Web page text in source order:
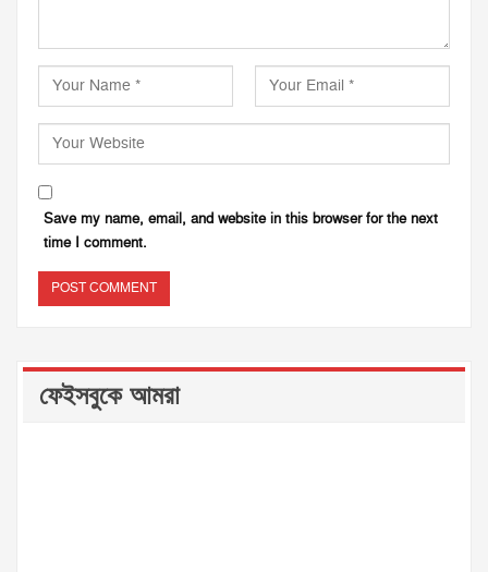
Save my name, email, and website in this browser for the next
time I comment.
ফেইসবুকে আমরা